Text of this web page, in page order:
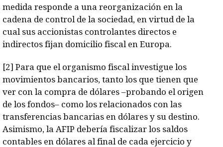
medida responde a una reorganización en la
cadena de control de la sociedad, en virtud de la
cual sus accionistas controlantes directos e
indirectos fijan domicilio fiscal en Europa.
[2] Para que el organismo fiscal investigue los
movimientos bancarios, tanto los que tienen que
ver con la compra de dólares –probando el origen
de los fondos– como los relacionados con las
transferencias bancarias en dólares y su destino.
Asimismo, la AFIP debería fiscalizar los saldos
contables en dólares al final de cada ejercicio y